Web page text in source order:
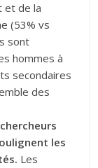
et de la
(53% vs
sont
hommes à
secondaires
des
les
Les